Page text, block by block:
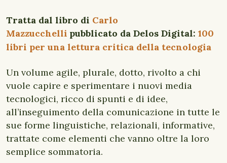
Tratta dal libro di Carlo
Mazzucchelli pubblicato da Delos Digital: 100
libri per una lettura critica della tecnologia
Un volume agile, plurale, dotto, rivolto a chi
vuole capire e sperimentare i nuovi media
tecnologici, ricco di spunti e di idee,
all’inseguimento della comunicazione in tutte le
sue forme linguistiche, relazionali, informative,
trattate come elementi che vanno oltre la loro
semplice sommatoria.